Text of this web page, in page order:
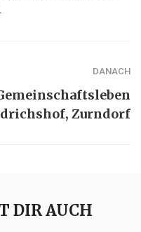
DANACH
Zurndorf
DIR AUCH